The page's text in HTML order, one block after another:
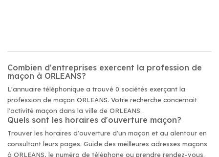
Combien d'entreprises exercent la profession de
maçon à ORLEANS?
L'annuaire téléphonique a trouvé 0 sociétés exerçant la
profession de maçon ORLEANS. Votre recherche concernait
l'activité maçon dans la ville de ORLEANS.
Quels sont les horaires d'ouverture maçon?
Trouver les horaires d'ouverture d'un maçon et au alentour en
consultant leurs pages. Guide des meilleures adresses maçons
à ORLEANS, le numéro de téléphone ou prendre rendez-vous.